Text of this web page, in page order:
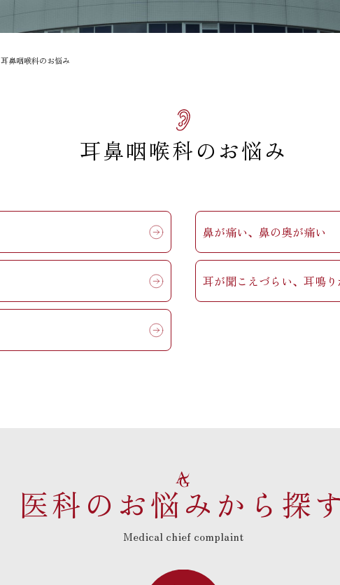
耳鼻咽喉科のお悩み
耳鼻咽喉科のお悩み
鼻が痛い、鼻の奥が痛い
耳が聞こえづらい、耳鳴
医科のお悩みから探
Medical chief complaint